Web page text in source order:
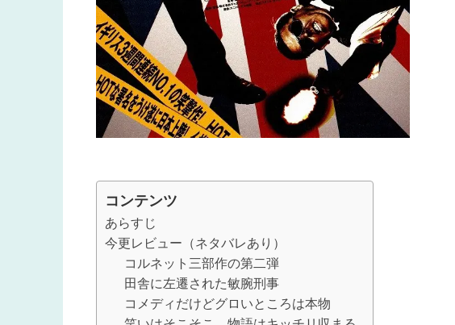
コンテンツ
あらすじ
今更レビュー（ネタバレあり）
コルネット三部作の第二弾
田舎に左遷された敏腕刑事
コメディだけどグロいところは本物